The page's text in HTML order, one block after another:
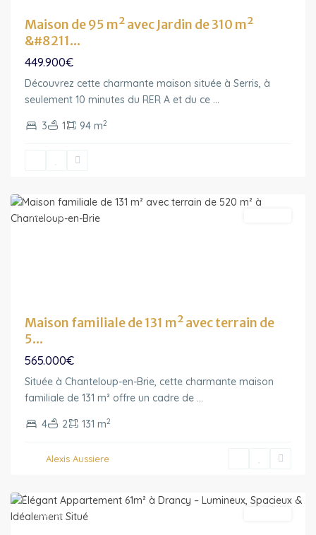
Maison de 95 m² avec Jardin de 310 m²
&#8211...
449.900€
Découvrez cette charmante maison située à Serris, à
seulement 10 minutes du RER A et du ce ...
3 1 94 m2
Ile-
France,
Featured
Maison familiale de 131 m² avec terrain de
5...
565.000€
Située à Chanteloup-en-Brie, cette charmante maison
familiale de 131 m² offre un cadre de ...
4 2 131 m2
Alexis Aussiere
Ile-
France,
Featured